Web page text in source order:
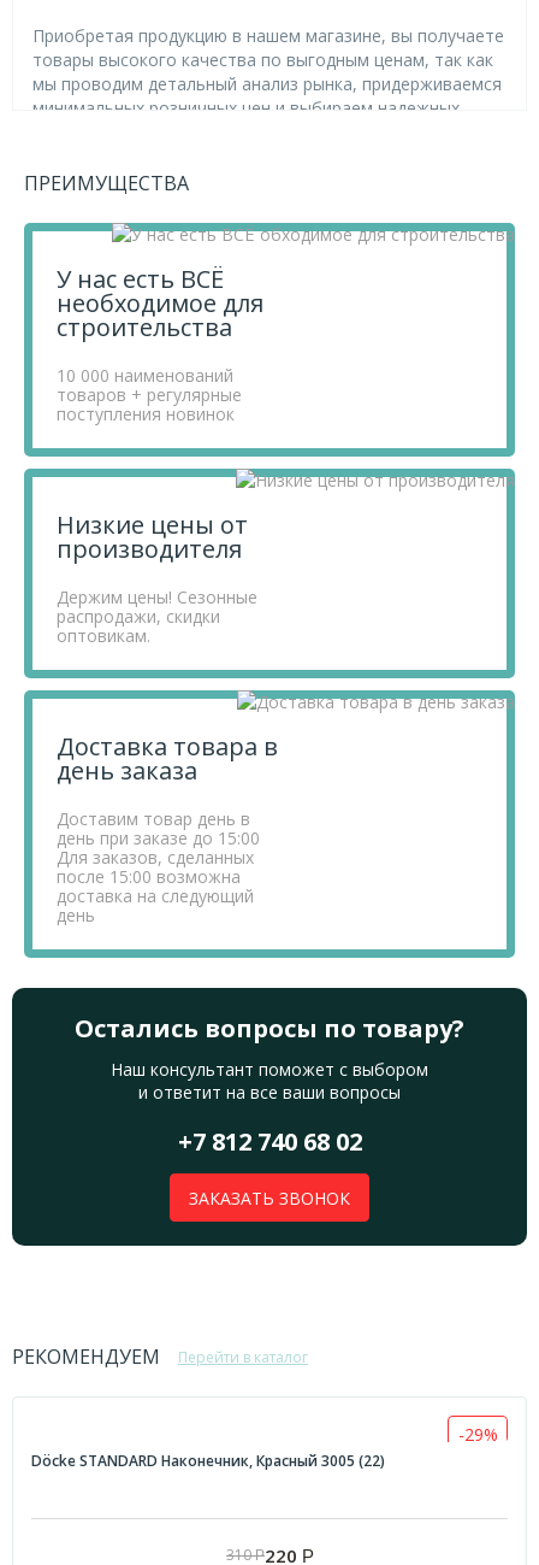
Приобретая продукцию в нашем магазине, вы получаете
товары высокого качества по выгодным ценам, так как
мы проводим детальный анализ рынка, придерживаемся
минимальных розничных цен и выбираем надежных
универсальный, Красный 3005 (180), перенесите его в
Если у вас остались вопросы, вы можете задать их по
или в онлайн-чате прямо на
сайте.
ПРЕИМУЩЕСТВА
У нас есть ВСЁ
необходимое для
строительства
10 000 наименований
товаров + регулярные
поступления новинок
Низкие цены от
производителя
Держим цены! Сезонные
распродажи, скидки
оптовикам.
Доставка товара в
день заказа
Доставим товар день в
день при заказе до 15:00
Для заказов, сделанных
после 15:00 возможна
доставка на следующий
день
Остались вопросы по товару?
Наш консультант поможет с выбором
и ответит на все ваши вопросы
+7 812 740 68 02
ЗАКАЗАТЬ ЗВОНОК
РЕКОМЕНДУЕМ Перейти в каталог
-29%
Döcke STANDARD Наконечник, Красный 3005 (22)
310Р220 Р